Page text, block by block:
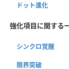
ドット進化
強化項目に関する
シンクロ覚醒
限界突破